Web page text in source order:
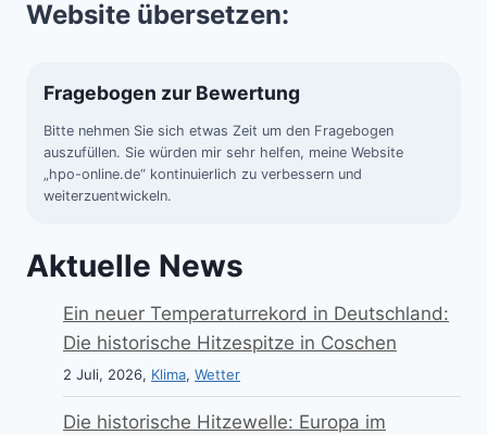
Website übersetzen:
Fragebogen zur Bewertung
Bitte nehmen Sie sich etwas Zeit um den Fragebogen
auszufüllen. Sie würden mir sehr helfen, meine Website
„hpo-online.de“ kontinuierlich zu verbessern und
weiterzuentwickeln.
Aktuelle News
Ein neuer Temperaturrekord in Deutschland:
Die historische Hitzespitze in Coschen
2 Juli, 2026, Klima, Wetter
Die historische Hitzewelle: Europa im